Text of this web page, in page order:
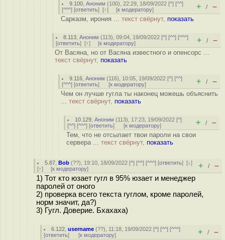
9.100 ,Аноним (100), 22:29, 18/09/2022 [^] [^^]
[^^^] [ответить] [↑] [к модератору] + / –
Сарказм, ирония ... текст свёрнут, показать
8.113 ,Аноним (113), 09:04, 19/09/2022 [^] [^^] [^^^]
[ответить] [↑] [к модератору] + / –
От Васяна, но от Васяна известного и опенсорс ...
текст свёрнут, показать
9.116 ,Аноним (116), 10:05, 19/09/2022 [^] [^^]
[^^^] [ответить] [к модератору] + / –
Чем он лучше гугла ты наконец можешь объяснить
... текст свёрнут, показать
10.129 ,Аноним (113), 17:23, 19/09/2022 [^]
[^^] [^^^] [ответить] [к модератору] + / –
Тем, что не отсылает твои пароли на свои
сервера ... текст свёрнут, показать
5.87 ,Bob (??), 19:10, 18/09/2022 [^] [^^] [^^^] [ответить][↓]
[↑] [к модератору] + / –
1) Тот кто юзает гугл в 95% юзает и менеджер
паролей от оного
2) проверка всего текста гуглом, кроме паролей,
норм значит, да?)
3) Гугл. Доверие. Бхахаха)
6.122 ,username (??), 11:18, 19/09/2022 [^] [^^] [^^^]
[ответить] [к модератору] + / –